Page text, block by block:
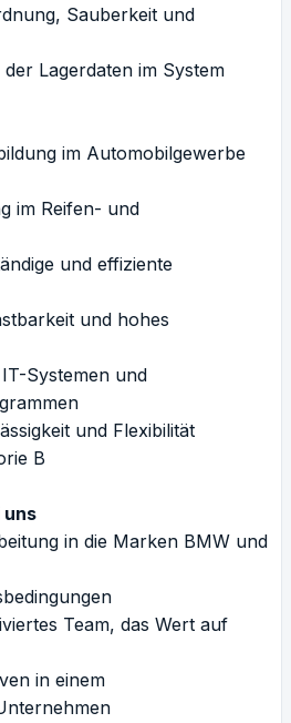
Sauberkeit und
Lagerdaten im System
im Automobilgewerbe
im Reifen- und
und effiziente
und hohes
Systemen und
und Flexibilität
B
uns
in die Marken BMW und
Team, das Wert auf
in einem